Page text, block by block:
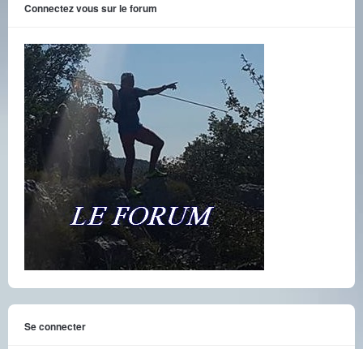
Connectez vous sur le forum
Se connecter